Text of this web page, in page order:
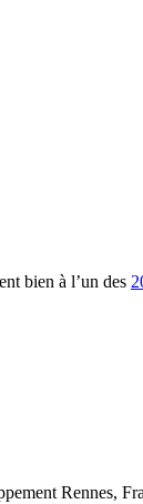
bien à l’un des
Rennes,